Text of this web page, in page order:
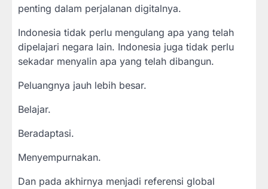
penting dalam perjalanan digitalnya.
Indonesia tidak perlu mengulang apa yang telah
dipelajari negara lain. Indonesia juga tidak perlu
sekadar menyalin apa yang telah dibangun.
Peluangnya jauh lebih besar.
Belajar.
Beradaptasi.
Menyempurnakan.
Dan pada akhirnya menjadi referensi global